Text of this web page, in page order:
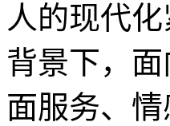
人的现代
背景下，
面服务、